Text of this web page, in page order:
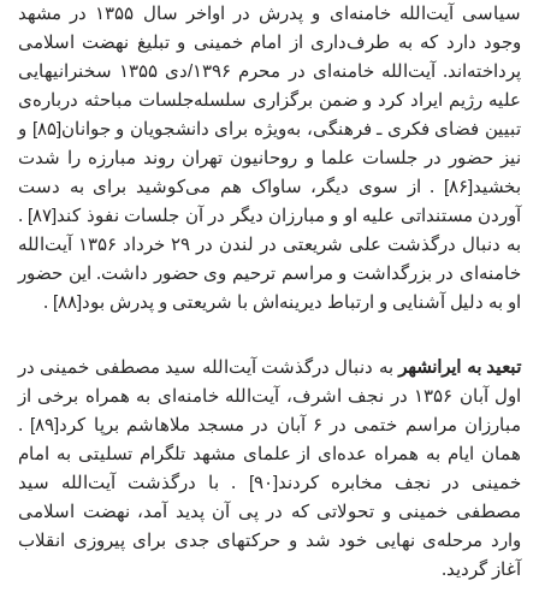
سیاسی آیت‌الله خامنه‌ای و پدرش در اواخر سال ۱۳۵۵ در مشهد
وجود دارد که به طرف‌داری از امام خمینی و تبلیغ نهضت اسلامی
پرداخته‌اند. آیت‌الله خامنه‌ای در محرم ۱۳۹۶/دی ۱۳۵۵ سخنرانیهایی
علیه رژیم ایراد کرد و ضمن برگزاری سلسله‌جلسات مباحثه درباره‌ی
تبیین فضای فکری ـ فرهنگی، به‌ویژه برای دانشجویان و جوانان[۸۵] و
نیز حضور در جلسات علما و روحانیون تهران روند مبارزه را شدت
بخشید[۸۶] . از سوی دیگر، ساواک هم می‌کوشید برای به دست
آوردن مستنداتی علیه او و مبارزان دیگر در آن جلسات نفوذ کند[۸۷] .
به دنبال درگذشت علی شریعتی در لندن در ۲۹ خرداد ۱۳۵۶ آیت‌الله
خامنه‌ای در بزرگداشت و مراسم ترحیم وی حضور داشت. این حضور
او به دلیل آشنایی و ارتباط دیرینه‌اش با شریعتی و پدرش بود[۸۸] .
تبعید به ایرانشهر به دنبال درگذشت آیت‌الله سید مصطفی خمینی در
اول آبان ۱۳۵۶ در نجف اشرف، آیت‌الله خامنه‌ای به همراه برخی از
مبارزان مراسم ختمی در ۶ آبان در مسجد ملاهاشم برپا کرد[۸۹] .
همان ایام به همراه عده‌ای از علمای مشهد تلگرام تسلیتی به امام
خمینی در نجف مخابره کردند[۹۰] . با درگذشت آیت‌الله سید
مصطفی خمینی و تحولاتی که در پی آن پدید آمد، نهضت اسلامی
وارد مرحله‌ی نهایی خود شد و حرکتهای جدی برای پیروزی انقلاب
آغاز گردید.